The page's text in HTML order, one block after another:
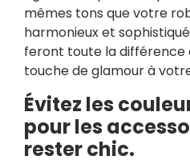
mêmes tons que votre
harmonieux et
feront toute la différence
touche de glamour à
Évitez les
pour les
rester chic.